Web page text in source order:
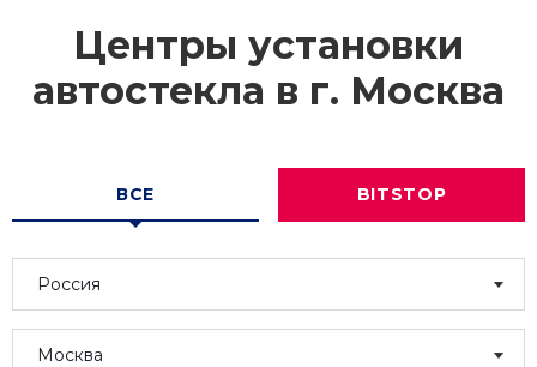
Центры установки
автостекла в г. Москва
ВСЕ BITSTOP
Россия
Москва